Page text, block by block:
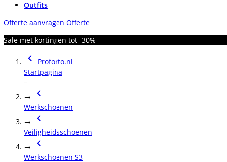
Outfits
Offerte aanvragen Offerte
Sale met kortingen tot -30%
Proforto.nl
Startpagina
–
→
Werkschoenen
→
Veiligheidsschoenen
→
Werkschoenen S3